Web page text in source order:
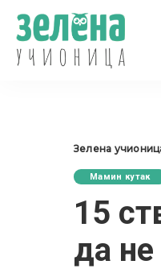
Зелена
Мамин кутак
15
да